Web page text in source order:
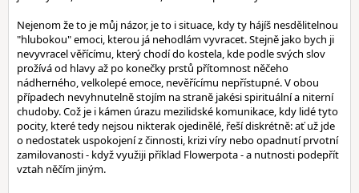
Nejenom že to je můj názor, je to i situace, kdy ty hájíš nesdělitelnou
"hlubokou" emoci, kterou já nehodlám vyvracet. Stejně jako bych ji
nevyvracel věřícímu, který chodí do kostela, kde podle svých slov
prožívá od hlavy až po konečky prstů přítomnost něčeho
nádherného, velkolepé emoce, nevěřícímu nepřístupné. V obou
případech nevyhnutelně stojím na straně jakési spirituální a niterní
chudoby. Což je i kámen úrazu mezilidské komunikace, kdy lidé tyto
pocity, které tedy nejsou nikterak ojedinělé, řeší diskrétně: ať už jde
o nedostatek uspokojení z činnosti, krizi víry nebo opadnutí prvotní
zamilovanosti - když využiji příklad Flowerpota - a nutnosti podepřít
vztah něčím jiným.